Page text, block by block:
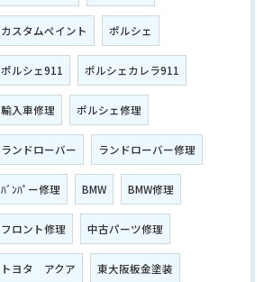
カスタムペイント ポルシェ
ポルシェ911 ポルシェカレラ911
輸入車修理 ポルシェ修理
ランドローバー ランドローバー修理
ﾊﾞﾝﾊﾟー修理 BMW BMW修理
フロント修理 中古パーツ修理
トヨタ アクア 東大阪板金塗装